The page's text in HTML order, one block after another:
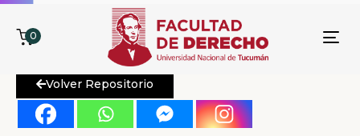
0
Volver Repositorio